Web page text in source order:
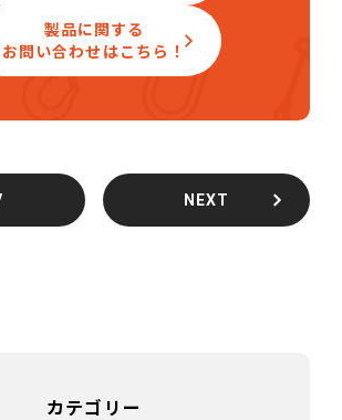
製品に関する
お問い合わせはこちら！
NEXT
カテゴリー